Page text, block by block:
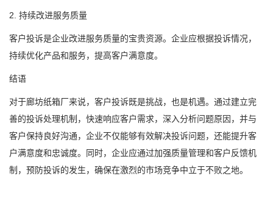
2. 持续改进服务质量
客户投诉是企业改进服务质量的宝贵资源。企业应根据投诉情况，
持续优化产品和服务，提高客户满意度。
结语
对于廊坊纸箱厂来说，客户投诉既是挑战，也是机遇。通过建立完
善的投诉处理机制，快速响应客户需求，深入分析问题原因，并与
客户保持良好沟通，企业不仅能够有效解决投诉问题，还能提升客
户满意度和忠诚度。同时，企业应通过加强质量管理和客户反馈机
制，预防投诉的发生，确保在激烈的市场竞争中立于不败之地。